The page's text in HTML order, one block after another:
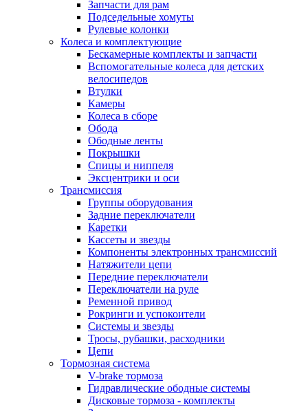
Запчасти для рам
Подседельные хомуты
Рулевые колонки
Колеса и комплектующие
Бескамерные комплекты и запчасти
Вспомогательные колеса для детских
велосипедов
Втулки
Камеры
Колеса в сборе
Обода
Ободные ленты
Покрышки
Спицы и ниппеля
Эксцентрики и оси
Трансмиссия
Группы оборудования
Задние переключатели
Каретки
Кассеты и звезды
Компоненты электронных трансмиссий
Натяжители цепи
Передние переключатели
Переключатели на руле
Ременной привод
Рокринги и успокоители
Системы и звезды
Тросы, рубашки, расходники
Цепи
Тормозная система
V-brake тормоза
Гидравлические ободные системы
Дисковые тормоза - комплекты